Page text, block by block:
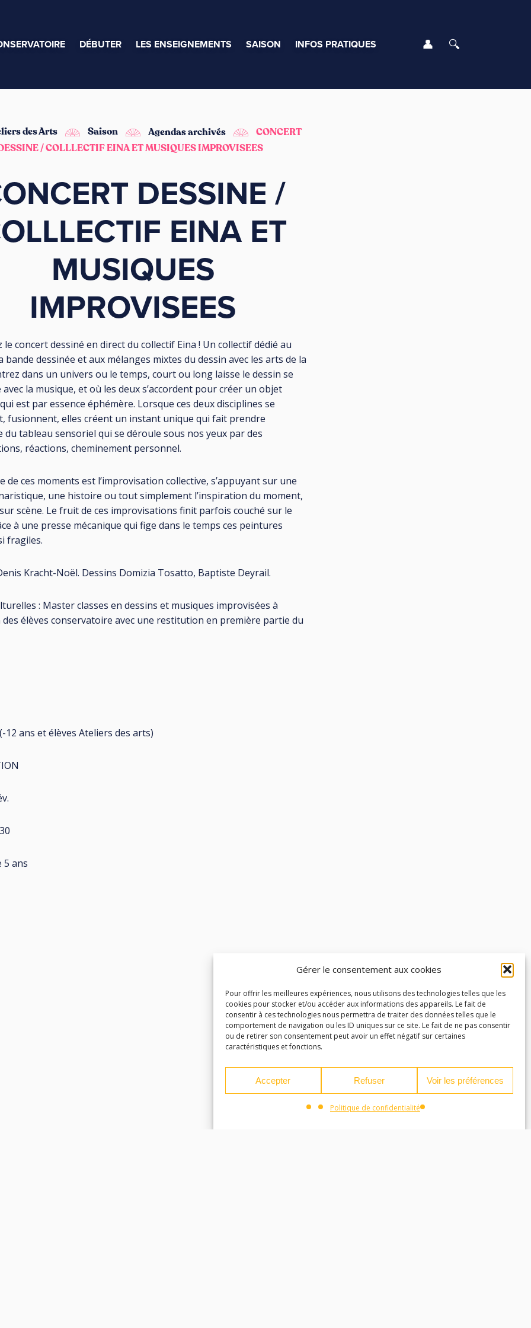
Gérer le consentement aux cookies
Pour offrir les meilleures expériences, nous utilisons des technologies telles que les
cookies pour stocker et/ou accéder aux informations des appareils. Le fait de
consentir à ces technologies nous permettra de traiter des données telles que le
comportement de navigation ou les ID uniques sur ce site. Le fait de ne pas consentir
ou de retirer son consentement peut avoir un effet négatif sur certaines
caractéristiques et fonctions.
Accepter Refuser Voir les préférences
Politique de confidentialité
DÉBUTER LES ENSEIGNEMENTS SAISON INFOS PRATIQUES Se connecter
des Arts Saison Agendas archivés
CONCERT
/ COLLLECTIF EINA ET MUSIQUES IMPROVISEES
DESSINE /
EINA ET
MUSIQUES
IMPROVISEES
le concert dessiné en direct du collectif Eina ! Un collectif dédié au
bande dessinée et aux mélanges mixtes du dessin avec les arts de la
dans un univers ou le temps, court ou long laisse le dessin se
la musique, et où les deux s’accordent pour créer un objet
est par essence éphémère. Lorsque ces deux disciplines se
fusionnent, elles créent un instant unique qui fait prendre
du tableau sensoriel qui se déroule sous nos yeux par des
réactions, cheminement personnel.
de ces moments est l’improvisation collective, s’appuyant sur une
une histoire ou tout simplement l’inspiration du moment,
sur scène. Le fruit de ces improvisations finit parfois couché sur le
à une presse mécanique qui fige dans le temps ces peintures
fragiles.
Kracht-Noël. Dessins Domizia Tosatto, Baptiste Deyrail.
: Master classes en dessins et musiques improvisées à
des élèves conservatoire avec une restitution en première partie du
12 ans et élèves Ateliers des arts)
5 ans